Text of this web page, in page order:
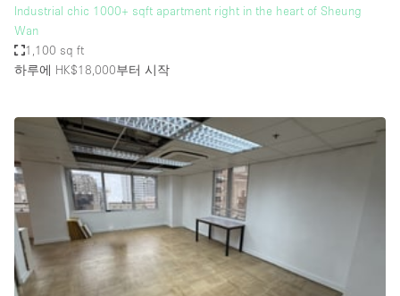
Elevator
Furniture
Garment Rack
Ground Floor
Handicap Accessible
Haussmann Style
Heating
Industrial
Industrial chic 1000+ sqft apartment right in the heart of Sheung
Wan
1,100 sq ft
하루에 HK$18,000부터 시작